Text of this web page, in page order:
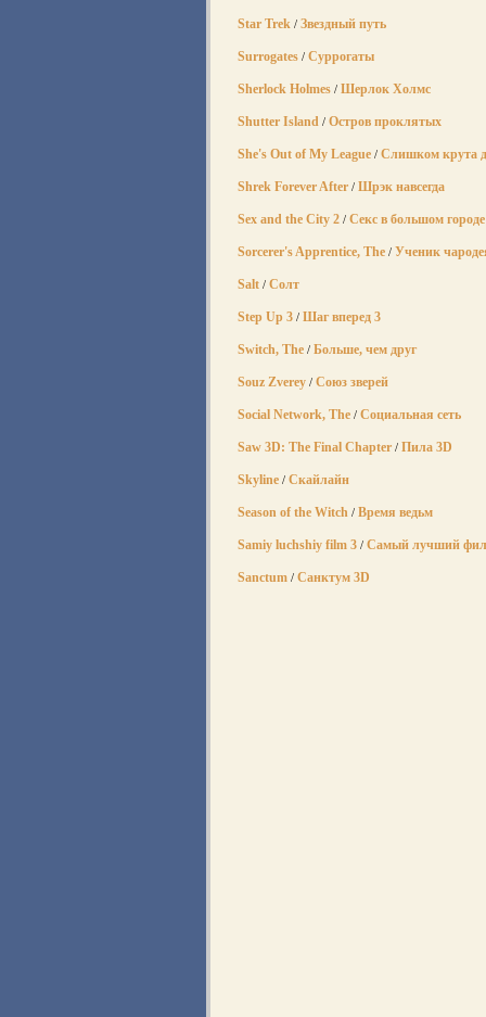
Star Trek / Звездный путь
Surrogates / Суррогаты
Sherlock Holmes / Шерлок Холмс
Shutter Island / Остров проклятых
She's Out of My League / Слишком крута
Shrek Forever After / Шрэк навсегда
Sex and the City 2 / Секс в большом
Sorcerer's Apprentice, The / Ученик
Salt / Солт
Step Up 3 / Шаг вперед 3
Switch, The / Больше, чем друг
Souz Zverey / Союз зверей
Social Network, The / Социальная сеть
Saw 3D: The Final Chapter / Пила 3D
Skyline / Скайлайн
Season of the Witch / Время ведьм
Samiy luchshiy film 3 / Самый лучший
Sanctum / Санктум 3D